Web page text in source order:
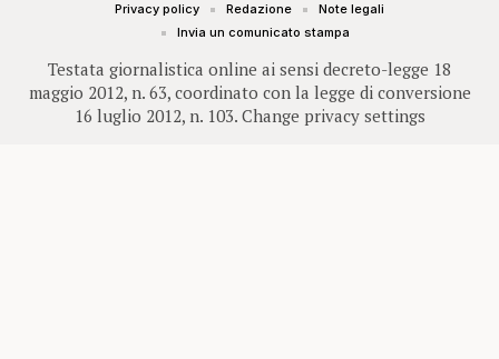
Testata giornalistica online ai sensi decreto-legge 18
maggio 2012, n. 63, coordinato con la legge di conversione
16 luglio 2012, n. 103. Change privacy settings
Privacy policy Redazione
Note legali
Invia un comunicato stampa